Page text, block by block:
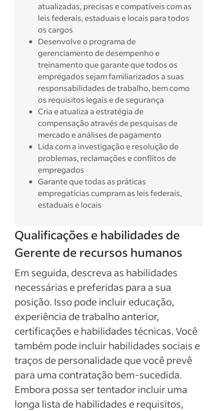
atualizadas, precisas e compatíveis com as
leis federais, estaduais e locais para todos
os cargos
Desenvolve o programa de
gerenciamento de desempenho e
treinamento que garante que todos os
empregados sejam familiarizados a suas
responsabilidades de trabalho, bem como
os requisitos legais e de segurança
Cria e atualiza a estratégia de
compensação através de pesquisas de
mercado e análises de pagamento
Lida com a investigação e resolução de
problemas, reclamações e conflitos de
empregados
Garante que todas as práticas
empregatícias cumpram as leis federais,
estaduais e locais
Qualificações e habilidades de
Gerente de recursos humanos
Em seguida, descreva as habilidades
necessárias e preferidas para a sua
posição. Isso pode incluir educação,
experiência de trabalho anterior,
certificações e habilidades técnicas. Você
também pode incluir habilidades sociais e
traços de personalidade que você prevê
para uma contratação bem-sucedida.
Embora possa ser tentador incluir uma
longa lista de habilidades e requisitos,